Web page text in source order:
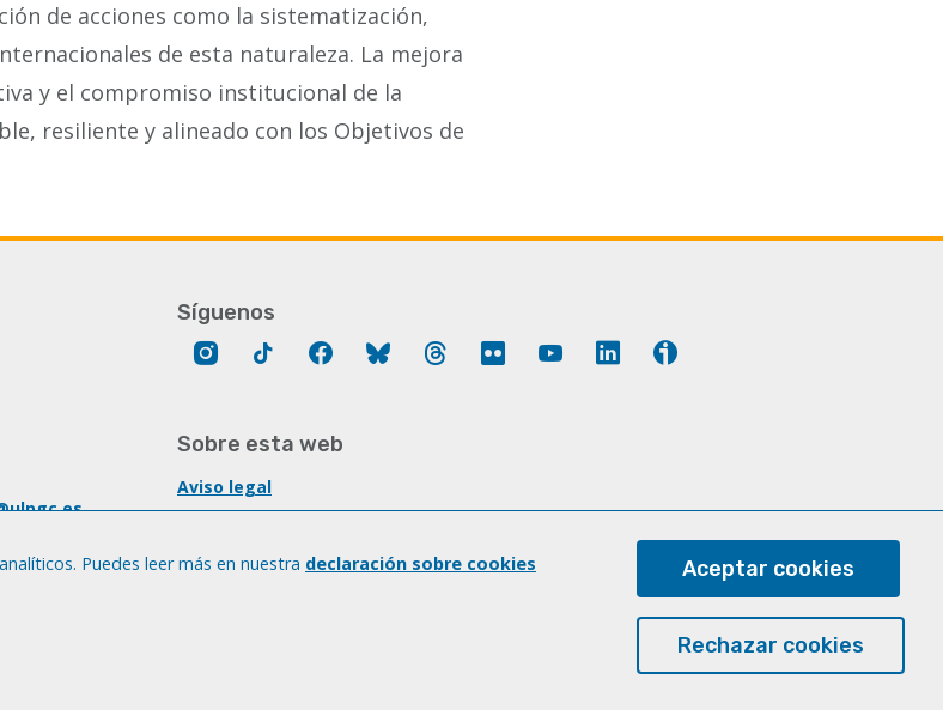
de acciones como la sistematización,
de esta naturaleza. La mejora
y el compromiso institucional de la
resiliente y alineado con los Objetivos de
Síguenos
Instagram FacebookBluesky Threads Flickr YouTube LinkedIn
Sobre esta web
Aviso legal
Accesibilidad
Aceptar cookies
Rechazar cookies
Puedes leer más en nuestra declaración sobre cookies